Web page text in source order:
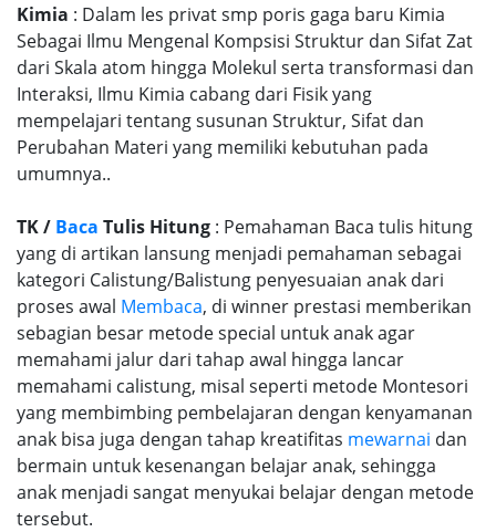
Kimia : Dalam les privat smp poris gaga baru Kimia
Sebagai Ilmu Mengenal Kompsisi Struktur dan Sifat Zat
dari Skala atom hingga Molekul serta transformasi dan
Interaksi, Ilmu Kimia cabang dari Fisik yang
mempelajari tentang susunan Struktur, Sifat dan
Perubahan Materi yang memiliki kebutuhan pada
umumnya..
TK / Baca Tulis Hitung : Pemahaman Baca tulis hitung
yang di artikan lansung menjadi pemahaman sebagai
kategori Calistung/Balistung penyesuaian anak dari
proses awal Membaca, di winner prestasi memberikan
sebagian besar metode special untuk anak agar
memahami jalur dari tahap awal hingga lancar
memahami calistung, misal seperti metode Montesori
yang membimbing pembelajaran dengan kenyamanan
anak bisa juga dengan tahap kreatifitas mewarnai dan
bermain untuk kesenangan belajar anak, sehingga
anak menjadi sangat menyukai belajar dengan metode
tersebut.